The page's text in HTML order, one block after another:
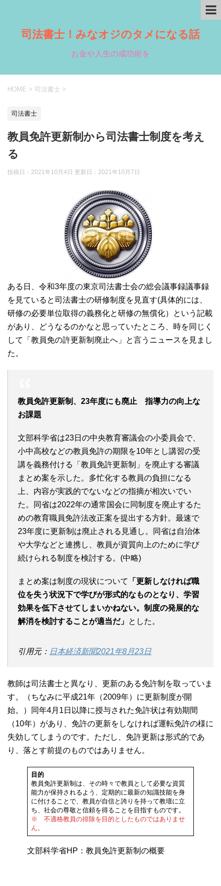
司法書士！みなオジのタメになる話
お金や人生の成功術を
HOME > 司法書士 >
司法書士
教員免許更新制から司法書士制度を考え
る
投稿日：2021年10月4日 更新日： 2021年10月7日
ある日、令和3年度の東京司法書士会の総会議事録議事録
を見ていると司法書士の研修制度を見直す(具体的には、
研修の必要単位取得の義務化と研修の無償化）という記載
があり、どうなるのかなと思っていたところ、時を同じく
して「教員免の許更新制廃止へ」と言うニュースを見まし
た。
教員免許更新制、23年度にも廃止 指導力の向上な
お課題
文部科学省は23日の中央教育審議会の小委員会で、
小中高校などの教員免許の期限を10年とし講習の受
講を義務付ける「教員免許更新制」を廃止する審議
まとめ案を示した。多忙化する教員の負担になる
上、内容が実践的でないなどの指摘が相次いでい
た。同省は2022年の通常国会に同制度を廃止するた
めの教育職員免許法改正案を提出する方針。最速で
23年度に更新制は廃止される見通し。同省は自治体
や大学などと連携し、教員が資質向上のために学び
続けられる制度を検討する。(中略)
まとめ案は制度の現状について
「更新しなければ職
位を失う状況下で学びが形式的なものとなり、学習
効果を低下させてしまいかねない。制度の発展的な
解消を検討することが適当だ」 とした。
引用元： 日本経済新聞2021年8月23日
教師は司法書士と異なり、更新のある免許制を取っていま
す。（ちなみに平成21年（2009年）に更新制度が開
始。）同年4月1日以降に授与された免許状は有効期間
（10年）があり、免許の更新をしなければ運転免許の様に
失効してしまうのです。ただし、免許更新は形式的であ
り、落とす前提のものではありません。
目的
教員免許更新制は、その時々で教員として必要な資質
能力が保持されるよう、定期的に最新の知識技能を身
に付けることで、教員が自信と誇りを持って教壇に立
ち、社会の尊敬と信頼を得ることを目指すものです。
※ 不適格教員の排除を目的としたものではありませ
ん。
文部科学省HP：教員免許更新制の概要